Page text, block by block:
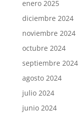
enero 2025
diciembre 2024
noviembre 2024
octubre 2024
septiembre 2024
agosto 2024
julio 2024
junio 2024